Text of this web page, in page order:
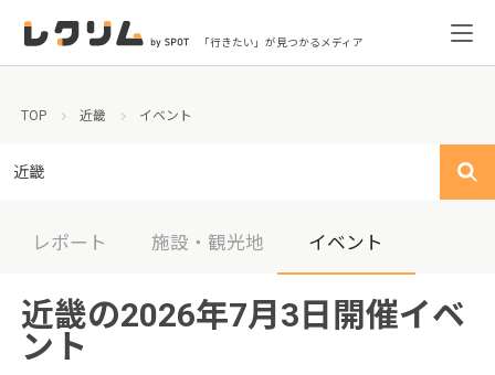
「行きたい」が見つかるメディア
TOP 近畿 イベント
近畿
レポート 施設・観光地 イベント
近畿の2026年7月3日開催イベ
ント